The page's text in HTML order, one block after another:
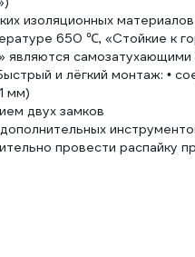
изоляционных
650 ℃, «Стойкие к
являются
и лёгкий монтаж: •
мм)
двух замков
провести распайку